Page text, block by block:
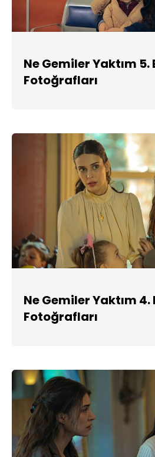
Ne Gemiler Yaktım 5.
Fotoğrafları
Ne Gemiler Yaktım 4.
Fotoğrafları